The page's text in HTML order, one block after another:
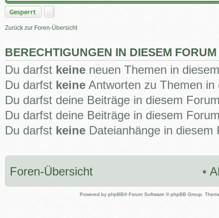
Gesperrt
Zurück zur Foren-Übersicht
BERECHTIGUNGEN IN DIESEM FORUM
Du darfst keine neuen Themen in
Du darfst keine Antworten zu Themen
Du darfst deine Beiträge in diesem
Du darfst deine Beiträge in diesem
Du darfst keine Dateianhänge in diesem
Foren-Übersicht •
Powered by phpBB® Forum Software © phpBB Group.